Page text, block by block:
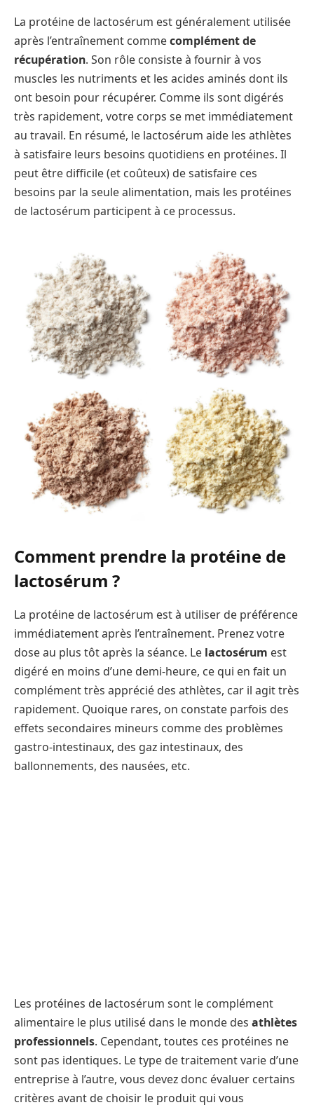
La protéine de lactosérum est généralement utilisée
après l’entraînement commecomplément de
récupération. Son rôle consiste à fournir à vos
muscles les nutriments et les acides aminés dont ils
ont besoin pour récupérer. Comme ils sont digérés
très rapidement, votre corps se met immédiatement
au travail. En résumé, le lactosérum aide les athlètes
à satisfaire leurs besoins quotidiens en protéines. Il
peut être difficile (et coûteux) de satisfaire ces
besoins par la seule alimentation, mais les protéines
de lactosérum participent à ce processus.
Comment prendre la protéine de
lactosérum ?
La protéine de lactosérum est à utiliser de préférence
immédiatement après l’entraînement. Prenez votre
dose au plus tôt après la séance. Le lactosérum est
digéré en moins d’une demi-heure, ce qui en fait un
complément très apprécié des athlètes, car il agit très
rapidement. Quoique rares, on constate parfois des
effets secondaires mineurs comme des problèmes
gastro-intestinaux, des gaz intestinaux, des
ballonnements, des nausées, etc.
Les protéines de lactosérum sont le complément
alimentaire le plus utilisé dans le monde des athlètes
professionnels. Cependant, toutes ces protéines ne
sont pas identiques. Le type de traitement varie d’une
entreprise à l’autre, vous devez donc évaluer certains
critères avant de choisir le produit qui vous